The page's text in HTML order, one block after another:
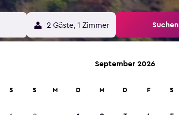
2 Gäste, 1 Zimmer Suchen
S S
September 2026
M D M D F S